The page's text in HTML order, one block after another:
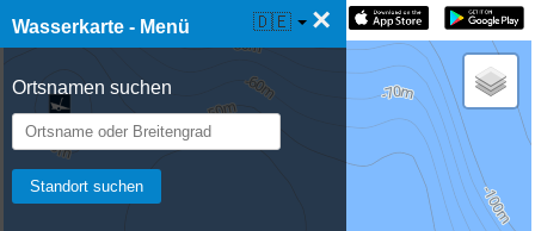
Wasserkarte - Menü ×
Ortsnamen suchen
☰ Wasserkarte Live 🇩🇪